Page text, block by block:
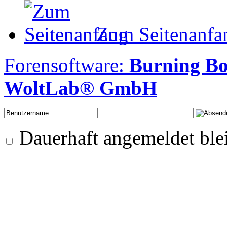
Zum
Forensoftware: Burning
WoltLab® GmbH
Dauerhaft angemeldet